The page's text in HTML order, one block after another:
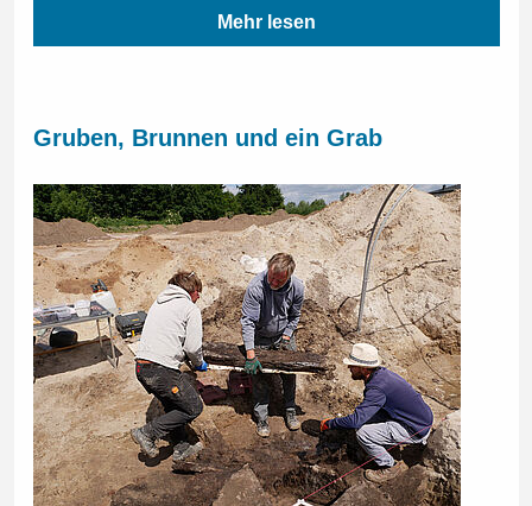
Mehr lesen
Gruben, Brunnen und ein Grab